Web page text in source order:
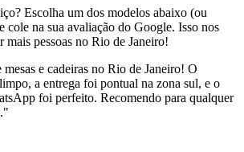
Escolha um dos modelos abaixo (ou
cole na sua avaliação do Google. Isso nos
mais pessoas no Rio de Janeiro!
e cadeiras no Rio de Janeiro! O
a entrega foi pontual na zona sul, e o
foi perfeito. Recomendo para qualquer
"